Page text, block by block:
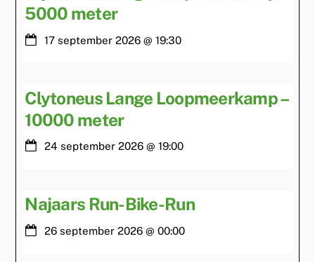
5000 meter
17 september 2026 @ 19:30
Clytoneus Lange Loopmeerkamp –
10000 meter
24 september 2026 @ 19:00
Najaars Run-Bike-Run
26 september 2026 @ 00:00